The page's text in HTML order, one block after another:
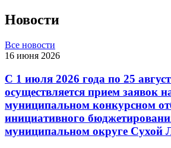
Новости
Все новости
16 июня 2026
С 1 июля 2026 года по 25
осуществляется прием заявок
муниципальном конкурсном
инициативного
муниципальном округе Сухой